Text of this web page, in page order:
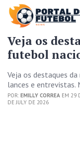
Veja os
futebol
Veja os destaques
lances e entrevistas.
POR: EMILLY CORREA EM 29
DE JULY DE 2026